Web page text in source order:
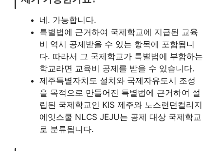
네. 가능합니다.
특별법에 근거하여 국제학교에 지급된 교육
비 역시 공제받을 수 있는 항목에 포함됩니
다. 따라서 그 국제학교가 특별법에 부합하는
학교라면 교육비 공제를 받을 수 있습니다.
제주특별자치도 설치와 국제자유도시 조성
을 목적으로 만들어진 특별법에 근거하여 설
립된 국제학교인 KIS 제주와 노스런던컬리지
에잇스쿨 NLCS JEJU는 공제 대상 국제학교
로 분류됩니다.